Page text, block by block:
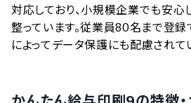
対応しており、小規模企業でも安心
整っています。従業員80名まで登録
によってデータ保護にも配慮されて